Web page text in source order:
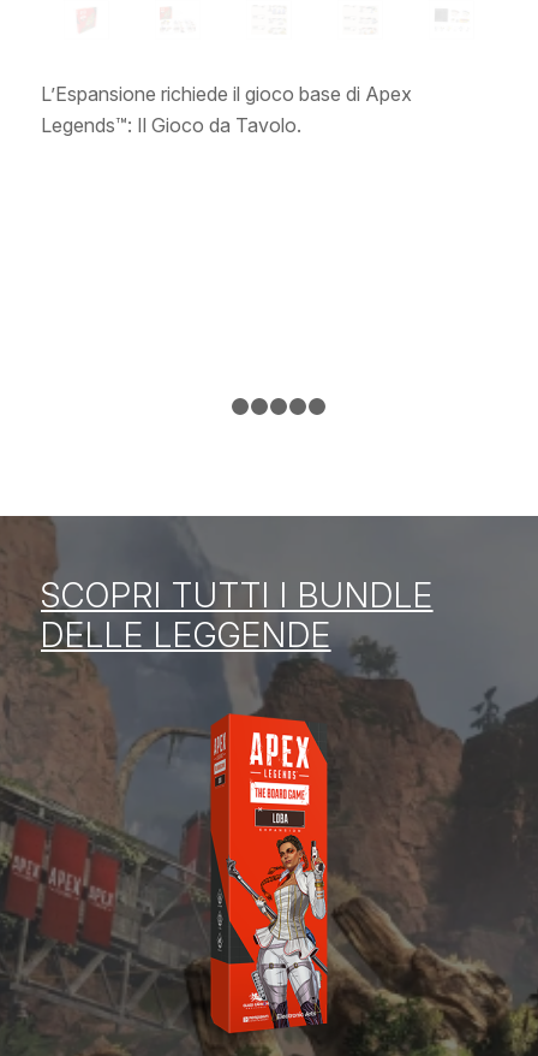
L’Espansione richiede il gioco base di Apex
Legends™️: Il Gioco da Tavolo.
SCOPRI TUTTI I BUNDLE
DELLE LEGGENDE